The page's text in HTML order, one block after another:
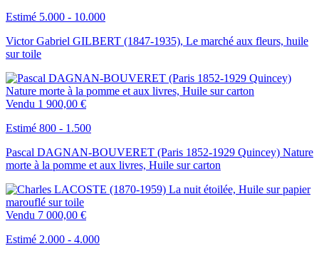
Estimé 5.000 - 10.000
Victor Gabriel GILBERT (1847-1935), Le marché aux fleurs, huile
sur toile
Vendu 1 900,00 €
Estimé 800 - 1.500
Pascal DAGNAN-BOUVERET (Paris 1852-1929 Quincey) Nature
morte à la pomme et aux livres, Huile sur carton
Vendu 7 000,00 €
Estimé 2.000 - 4.000